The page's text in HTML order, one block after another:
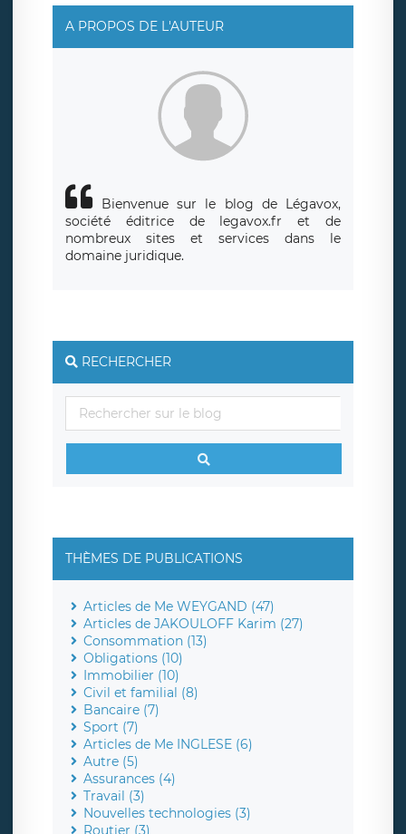
rue Léopold Sédar Senghor, joignable à l’adresse mail :
responsabledetraitement@legavox.fr. Vous avez
également le droit d’introduire une réclamation auprès
d’une autorité de contrôle.
A PROPOS DE L'AUTEUR
Bienvenue sur le blog de Légavox,
société éditrice de legavox.fr et de
nombreux sites et services dans le
domaine juridique.
RECHERCHER
THÈMES DE PUBLICATIONS
Articles de Me WEYGAND (47)
Articles de JAKOULOFF Karim (27)
Consommation (13)
Obligations (10)
Immobilier (10)
Civil et familial (8)
Bancaire (7)
Sport (7)
Articles de Me INGLESE (6)
Autre (5)
Assurances (4)
Travail (3)
Nouvelles technologies (3)
Routier (3)